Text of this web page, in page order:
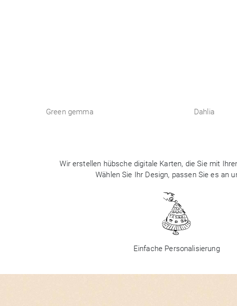
Green gemma Dahlia
Wir erstellen hübsche digitale Karten, die Sie mit
Wählen Sie Ihr Design, passen Sie es an
Einfache Personalisierung